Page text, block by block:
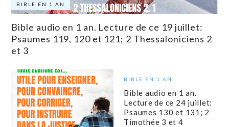
BIBLE EN 1 AN
Bible audio en 1 an. Lecture de ce 19 juillet:
Psaumes 119, 120 et 121; 2 Thessaloniciens 2
et 3
BIBLE EN 1 AN
Bible audio en 1 an.
Lecture de ce 24 juillet:
Psaumes 130 et 131; 2
Timothée 3 et 4